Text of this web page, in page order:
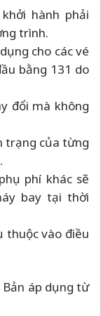
hành phải
trình.
cho các vé
bằng 131 do
đổi mà không
trạng của từng
phí khác sẽ
bay tại thời
thuộc vào điều
Bản áp dụng từ